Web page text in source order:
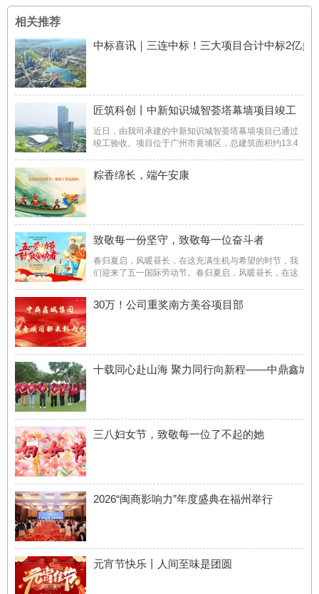
相关推荐
中标喜讯｜三连中标！三大项目合计中标2亿多
匠筑科创丨中新知识城智荟塔幕墙项目竣工
近日，由我司承建的中新知识城智荟塔幕墙项目已通过
竣工验收。项目位于广州市黄埔区，总建筑面积约13.4
建成后将依托中新合作机遇，创建集商业办公、文化旅
游、品质旅居、健康休闲一体的城市新名片，打造国际
粽香绵长，端午安康
致敬每一份坚守，致敬每一位奋斗者
春归夏启，风暖昼长，在这充满生机与希望的时节，我
们迎来了五一国际劳动节。春归夏启，风暖昼长，在这
世间所有的美好，皆由劳动者的双手浇灌而成。中鼎鑫
城向坚守岗位、奋力拼搏的每一位劳动者，致以最诚挚
30万！公司重奖南方美谷项目部
十载同心赴山海 聚力同行向新程——中鼎鑫城
三八妇女节，致敬每一位了不起的她
2026“闽商影响力”年度盛典在福州举行
元宵节快乐丨人间至味是团圆